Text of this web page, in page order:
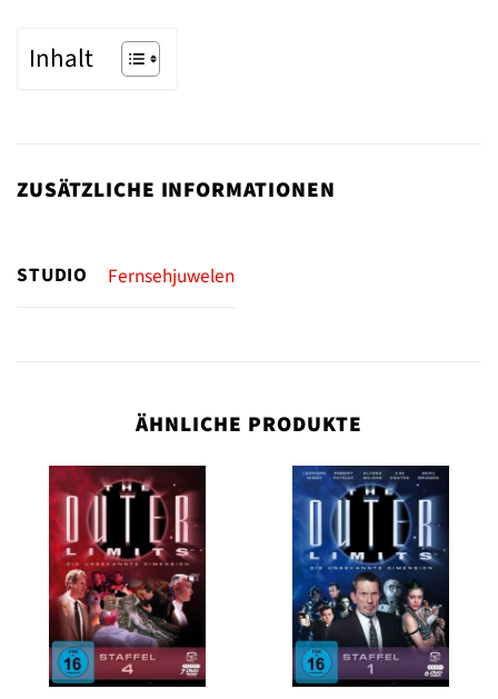
Inhalt
ZUSÄTZLICHE INFORMATIONEN
STUDIO Fernsehjuwelen
ÄHNLICHE PRODUKTE